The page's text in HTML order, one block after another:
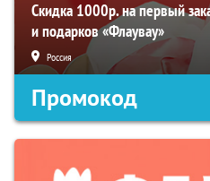
Скидка 1000р. на первый
и подарков «Флаувау»
Россия
Промокод